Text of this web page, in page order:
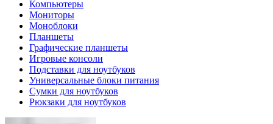
Компьютеры
Мониторы
Моноблоки
Планшеты
Графические планшеты
Игровые консоли
Подставки для ноутбуков
Универсальные блоки питания
Сумки для ноутбуков
Рюкзаки для ноутбуков